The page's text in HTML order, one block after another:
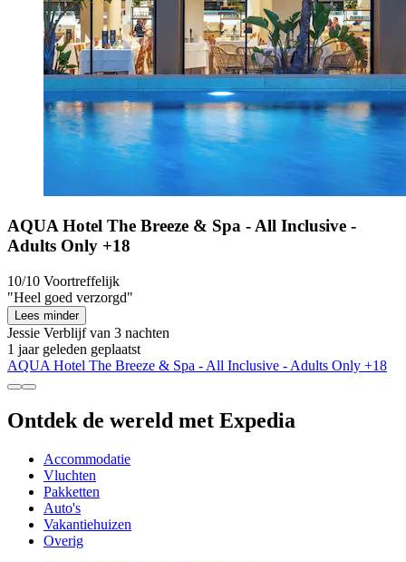
AQUA Hotel The Breeze & Spa - All Inclusive -
Adults Only +18
10/10 Voortreffelijk
"Heel goed verzorgd"
Lees minder
Jessie Verblijf van 3 nachten
1 jaar geleden geplaatst
AQUA Hotel The Breeze & Spa - All Inclusive - Adults Only +18
Ontdek de wereld met Expedia
Accommodatie
Vluchten
Pakketten
Auto's
Vakantiehuizen
Overig